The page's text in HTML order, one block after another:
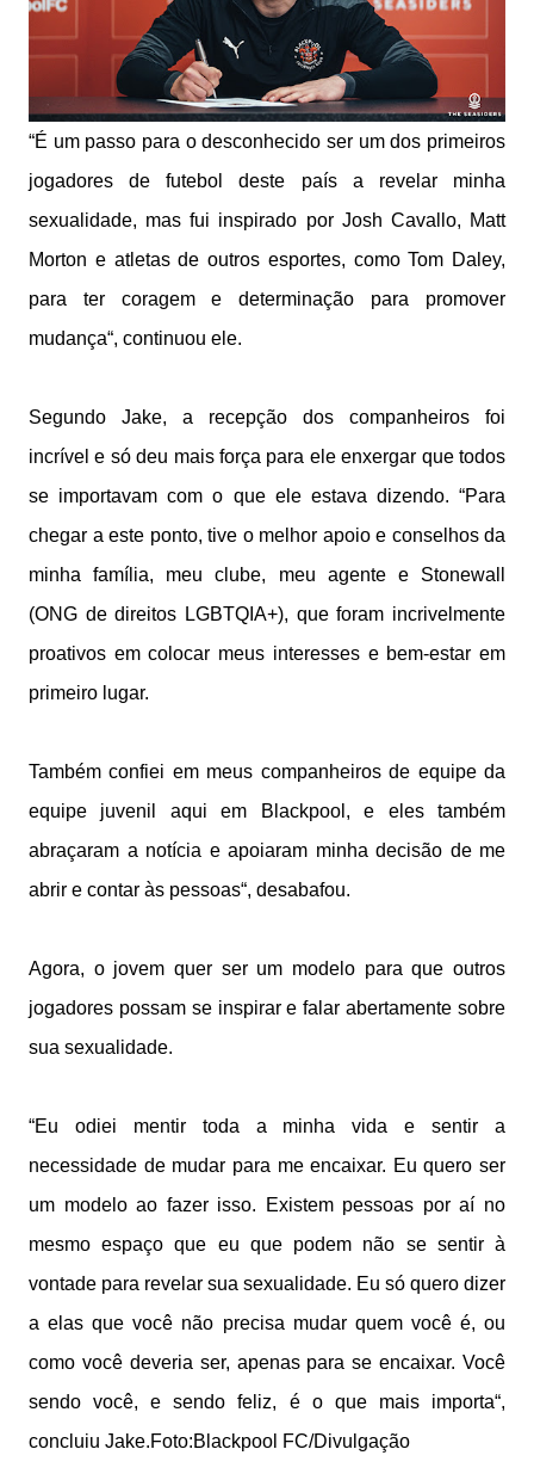
“É um passo para o desconhecido ser um dos primeiros
jogadores de futebol deste país a revelar minha
sexualidade, mas fui inspirado por Josh Cavallo, Matt
Morton e atletas de outros esportes, como Tom Daley,
para ter coragem e determinação para promover
mudança“, continuou ele.
Segundo Jake, a recepção dos companheiros foi
incrível e só deu mais força para ele enxergar que todos
se importavam com o que ele estava dizendo. “Para
chegar a este ponto, tive o melhor apoio e conselhos da
minha família, meu clube, meu agente e Stonewall
(ONG de direitos LGBTQIA+), que foram incrivelmente
proativos em colocar meus interesses e bem-estar em
primeiro lugar.
Também confiei em meus companheiros de equipe da
equipe juvenil aqui em Blackpool, e eles também
abraçaram a notícia e apoiaram minha decisão de me
abrir e contar às pessoas“, desabafou.
Agora, o jovem quer ser um modelo para que outros
jogadores possam se inspirar e falar abertamente sobre
sua sexualidade.
“Eu odiei mentir toda a minha vida e sentir a
necessidade de mudar para me encaixar. Eu quero ser
um modelo ao fazer isso. Existem pessoas por aí no
mesmo espaço que eu que podem não se sentir à
vontade para revelar sua sexualidade. Eu só quero dizer
a elas que você não precisa mudar quem você é, ou
como você deveria ser, apenas para se encaixar. Você
sendo você, e sendo feliz, é o que mais importa“,
concluiu Jake.Foto:Blackpool FC/Divulgação